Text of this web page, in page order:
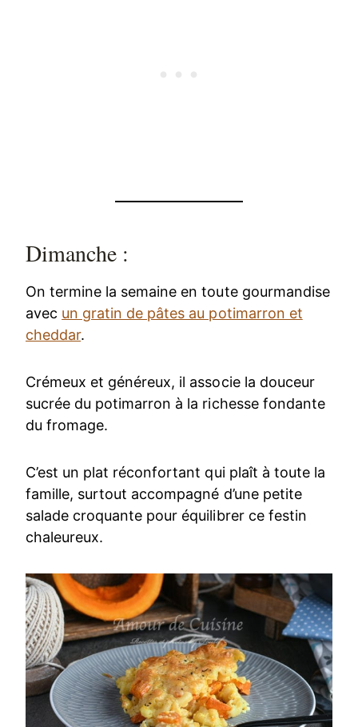
Dimanche :
On termine la semaine en toute gourmandise
avec un gratin de pâtes au potimarron et
cheddar.
Crémeux et généreux, il associe la douceur
sucrée du potimarron à la richesse fondante
du fromage.
C’est un plat réconfortant qui plaît à toute la
famille, surtout accompagné d’une petite
salade croquante pour équilibrer ce festin
chaleureux.